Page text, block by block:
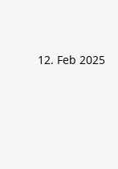
12. Feb 2025